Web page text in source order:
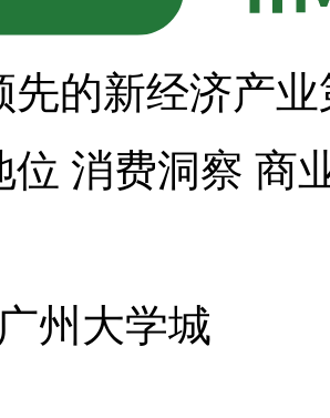
先的新经济产
位 消费洞察 商
州大学城